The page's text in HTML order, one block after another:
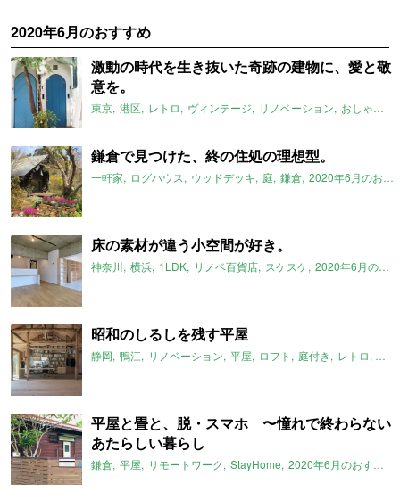
2020年6月のおすすめ
激動の時代を生き抜いた奇跡の建物に、愛と敬
意を。
東京 港区 レトロ ヴィンテージ リノベーション おしゃれ
鎌倉で見つけた、終の住処の理想型。
一軒家 ログハウス ウッドデッキ 庭 鎌倉 2020年6月のおすすめ
床の素材が違う小空間が好き。
神奈川 横浜 1LDK リノベ百貨店 スケスケ 2020年6月のおすすめ
昭和のしるしを残す平屋
静岡 鴨江 リノベーション 平屋 ロフト 庭付き レトロ 一
平屋と畳と、脱・スマホ 〜憧れで終わらない
あたらしい暮らし
鎌倉 平屋 リモートワーク StayHome 2020年6月のおすすめ